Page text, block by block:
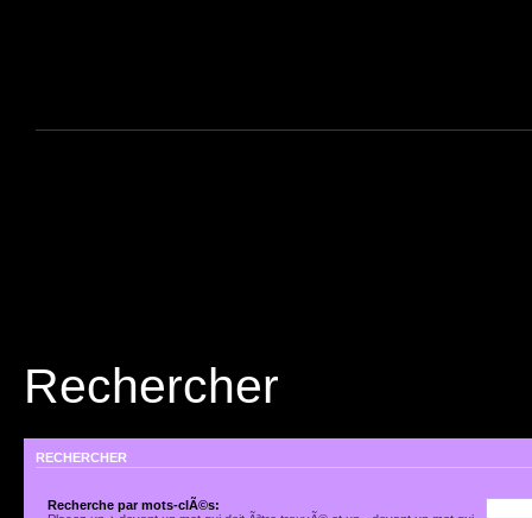
Rechercher
RECHERCHER
Recherche par mots-clÃ©s: